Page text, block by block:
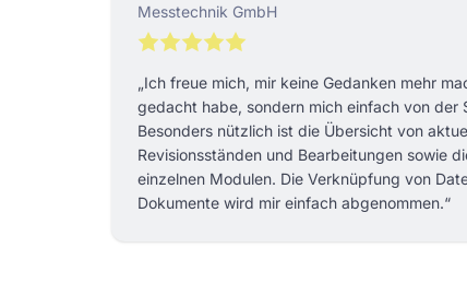
Messtechnik GmbH
„Ich freue mich, mir keine Gedanken mehr
gedacht habe, sondern mich einfach von der
Besonders nützlich ist die Übersicht von
Revisionsständen und Bearbeitungen sowie
einzelnen Modulen. Die Verknüpfung von
Dokumente wird mir einfach abgenommen.“